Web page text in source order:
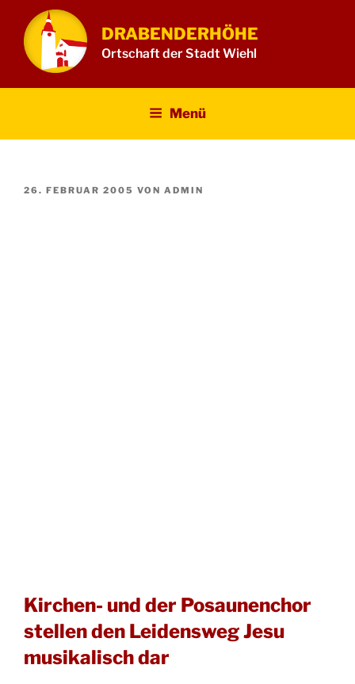
Inhalt
springen
DRABENDERHÖHE
Ortschaft der Stadt Wiehl
Menü
VERÖFFENTLICHT
26. FEBRUAR 2005 VON ADMIN
Kirchen- und der Posaunenchor
stellen den Leidensweg Jesu
musikalisch dar